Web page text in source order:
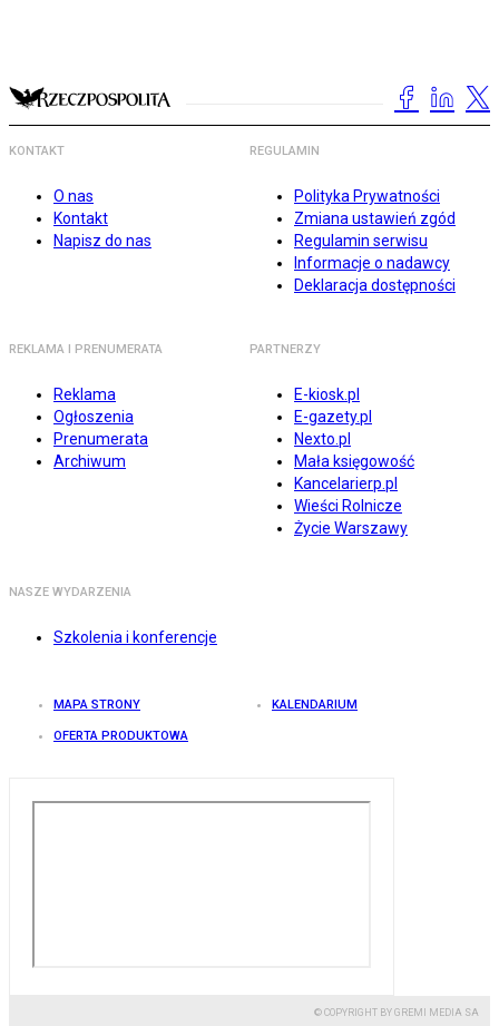
KONTAKT
O nas
Kontakt
Napisz do nas
REGULAMIN
Polityka Prywatności
Zmiana ustawień zgód
Regulamin serwisu
Informacje o nadawcy
Deklaracja dostępności
REKLAMA I PRENUMERATA
Reklama
Ogłoszenia
Prenumerata
Archiwum
PARTNERZY
E-kiosk.pl
E-gazety.pl
Nexto.pl
Mała księgowość
Kancelarierp.pl
Wieści Rolnicze
Życie Warszawy
NASZE WYDARZENIA
Szkolenia i konferencje
MAPA STRONY KALENDARIUM
OFERTA PRODUKTOWA
© COPYRIGHT BY GREMI MEDIA SA